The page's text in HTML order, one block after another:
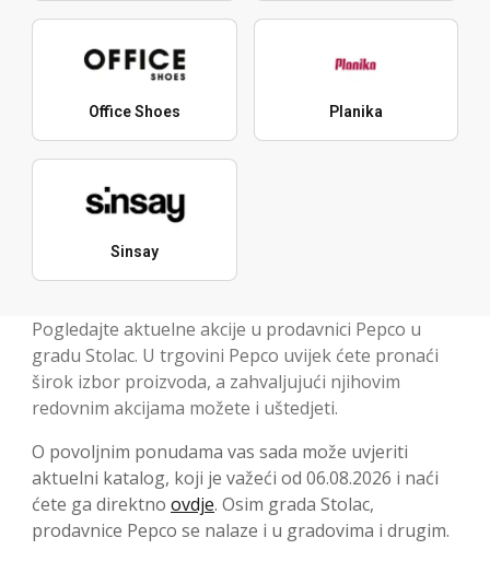
Office Shoes Planika
Sinsay
Pogledajte aktuelne akcije u prodavnici Pepco u
gradu Stolac. U trgovini Pepco uvijek ćete pronaći
širok izbor proizvoda, a zahvaljujući njihovim
redovnim akcijama možete i uštedjeti.
O povoljnim ponudama vas sada može uvjeriti
aktuelni katalog, koji je važeći od 06.08.2026 i naći
ćete ga direktno ovdje. Osim grada Stolac,
prodavnice Pepco se nalaze i u gradovima i drugim.